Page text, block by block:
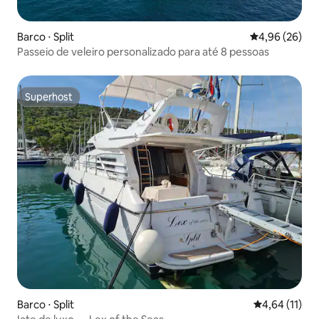
Barco ⋅ Split 4,96 de uma
4,96 (26)
Passeio de veleiro personalizado para até 8 pessoas
Superhost
Superhost
Barco ⋅ Split 4,64 de uma
4,64 (11)